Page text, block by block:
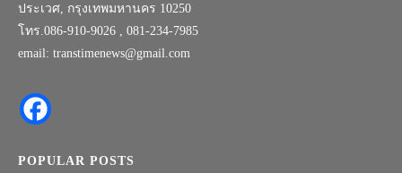
ประเวศ, กรุงเทพมหานคร 10250
โทร.086-910-9026 , 081-234-7985
email: transtimenews@gmail.com
POPULAR POSTS